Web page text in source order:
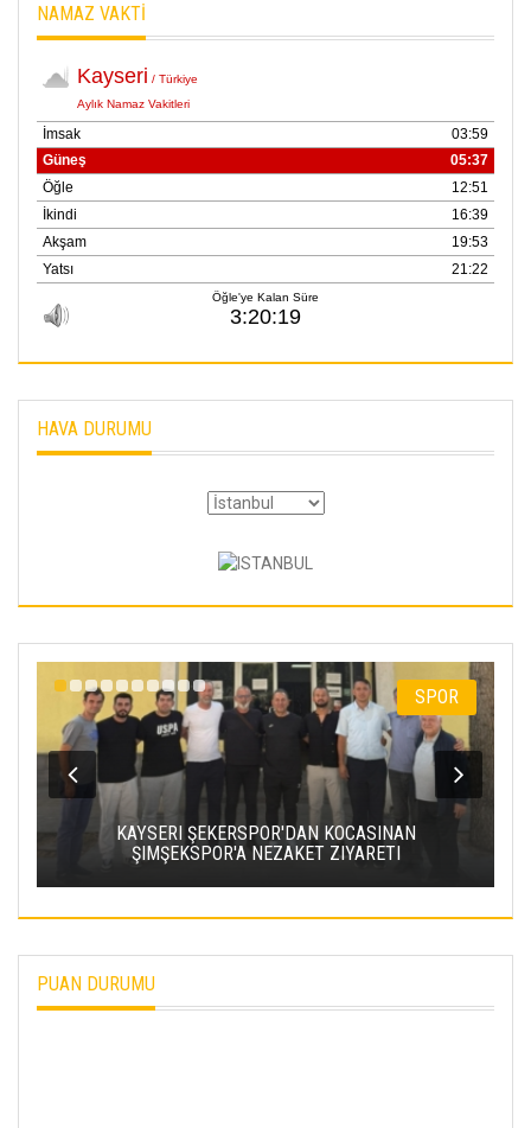
NAMAZ VAKTİ
HAVA DURUMU
SPOR
KAYSERI ŞEKERSPOR'DAN KOCASINAN
ŞIMŞEKSPOR'A NEZAKET ZIYARETI
PUAN DURUMU